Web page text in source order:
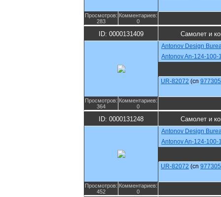
Просмотров:
283
Комментариев:
0
ID: 0000131409 Самолет и
Antonov Design
Antonov An-124-100-
UR-82072 (cn
Просмотров:
364
Комментариев:
0
ID: 0000131248 Самолет и
Antonov Design
Antonov An-124-100-
UR-82072 (cn
Просмотров:
452
Комментариев:
0